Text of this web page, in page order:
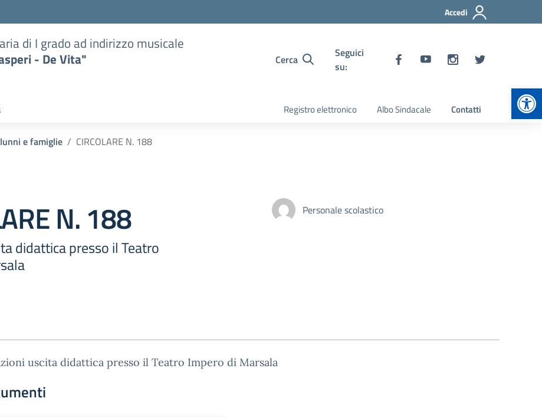
Accedi
di I grado ad indirizzo musicale
- De Vita"
Cerca
Seguici
su:
Registro elettronico Albo Sindacale Contatti
e famiglie CIRCOLARE N. 188
N. 188
didattica presso il Teatro
Personale scolastico
uscita didattica presso il Teatro Impero di Marsala